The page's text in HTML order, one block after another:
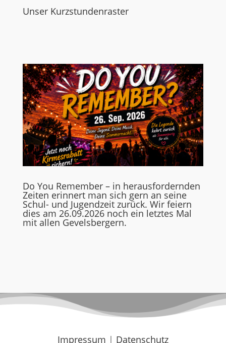
Unser Kurzstundenraster
Do You Remember – in herausfordernden
Zeiten erinnert man sich gern an seine
Schul- und Jugendzeit zurück. Wir feiern
dies am 26.09.2026 noch ein letztes Mal
mit allen Gevelsbergern.
Impressum | Datenschutz